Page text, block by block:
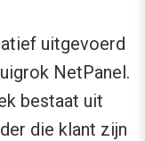
uitgevoerd
NetPanel.
bestaat uit
die klant zijn